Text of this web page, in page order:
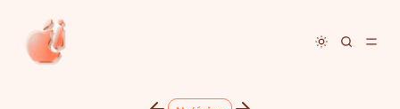
Toggle